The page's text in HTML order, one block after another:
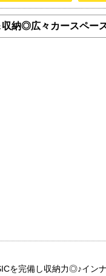
収納◎広々カースペー
を完備し収納力◎♪イン
船橋･市川･浦安方面